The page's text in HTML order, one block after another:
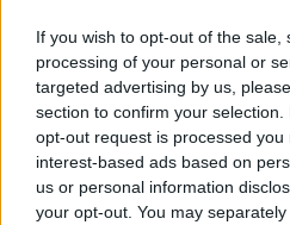
If you wish to opt-out of the
processing of your personal or
targeted advertising by us,
section to confirm your
opt-out request is processed you
interest-based ads based on
us or personal information
your opt-out. You may